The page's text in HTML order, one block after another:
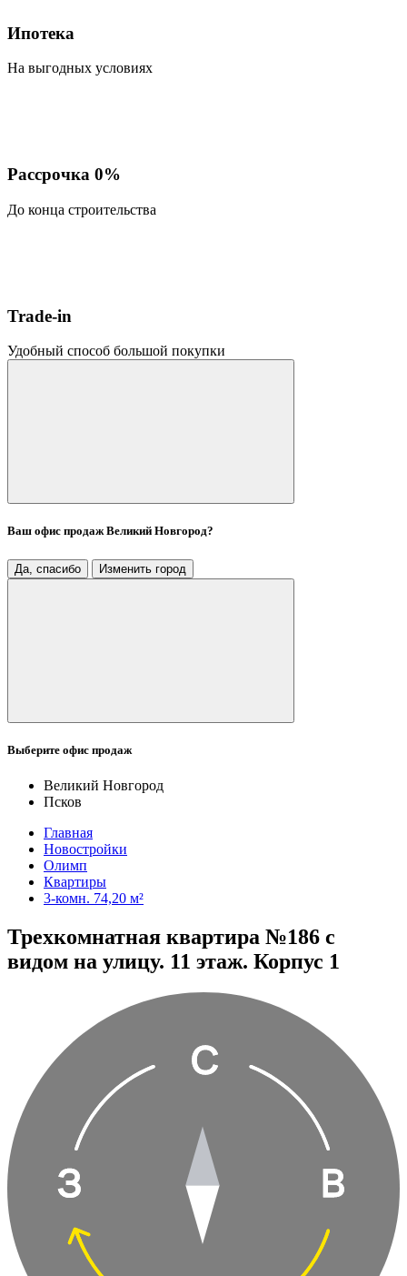
Ипотека
На выгодных условиях
Рассрочка 0%
До конца строительства
Trade-in
Удобный способ большой покупки
Ваш офис продажВеликий Новгород?
Да, спасибо Изменить город
Выберите офис продаж
Великий Новгород
Псков
Главная
Новостройки
Олимп
Квартиры
3-комн. 74,20 м²
Трехкомнатная квартира №186 с
видом на улицу. 11 этаж. Корпус 1